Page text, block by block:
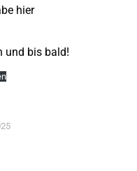
hier
und bis bald!